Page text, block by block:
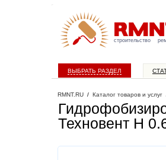
строительство
ВЫБРАТЬ РАЗДЕЛ
RMNT.RU / Каталог товаров и услуг
Техновент Н